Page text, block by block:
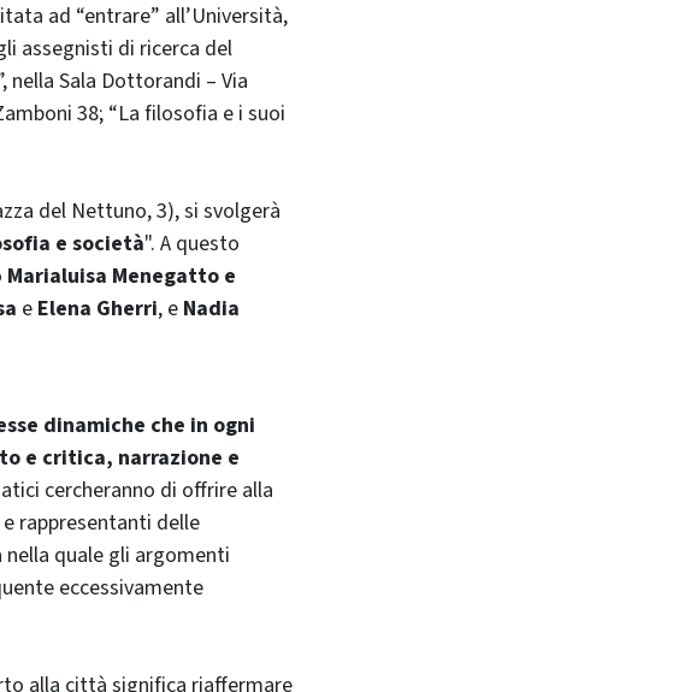
ad “entrare” all’Università,
assegnisti di ricerca del
Sala Dottorandi – Via
38; “La filosofia e i suoi
del Nettuno, 3), si svolgerà
e società". A questo
Marialuisa Menegatto e
e Elena Gherri, e Nadia
dinamiche che in ogni
e critica, narrazione e
cercheranno di offrire alla
rappresentanti delle
quale gli argomenti
eccessivamente
alla città significa riaffermare